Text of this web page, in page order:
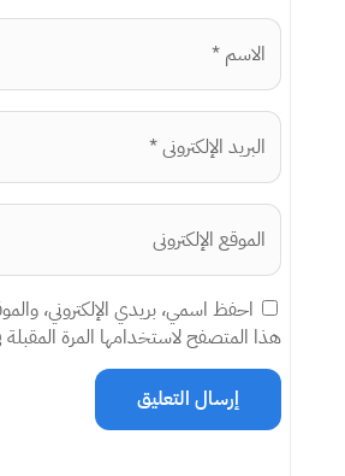
احفظ اسمي، بريدي الإلكتروني،
هذا المتصفح لاستخدامها المرة المقبلة
إرسال التعليق